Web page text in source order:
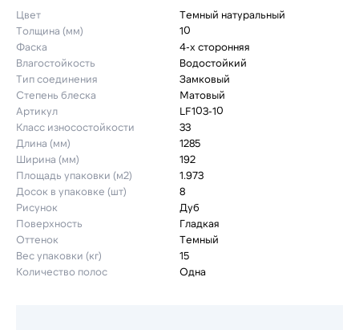
Цвет
Темный натуральный
Толщина (мм)
10
Фаска
4-х сторонняя
Влагостойкость
Водостойкий
Тип соединения
Замковый
Степень блеска
Матовый
Артикул
LF103-10
Класс износостойкости
33
Длина (мм)
1285
Ширина (мм)
192
Площадь упаковки (м2)
1.973
Досок в упаковке (шт)
8
Рисунок
Дуб
Поверхность
Гладкая
Оттенок
Темный
Вес упаковки (кг)
15
Количество полос
Одна